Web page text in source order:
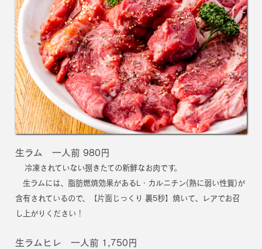
生ラム 一人前 980円
冷凍されていない捌きたての新鮮なお肉です。
生ラムには、脂肪燃焼効果があるL・カルニチン(熱に弱い性質)が
含有されているので、【片面じっくり 裏5秒】焼いて、レアでお召
し上がりください！
生ラムヒレ 一人前 1,750円